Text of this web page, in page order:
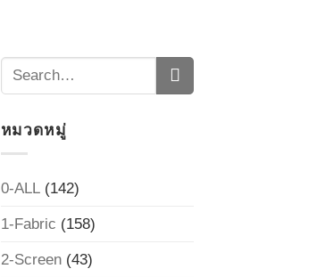
หมวดหมู่
0-ALL(142)
1-Fabric (158)
2-Screen(43)